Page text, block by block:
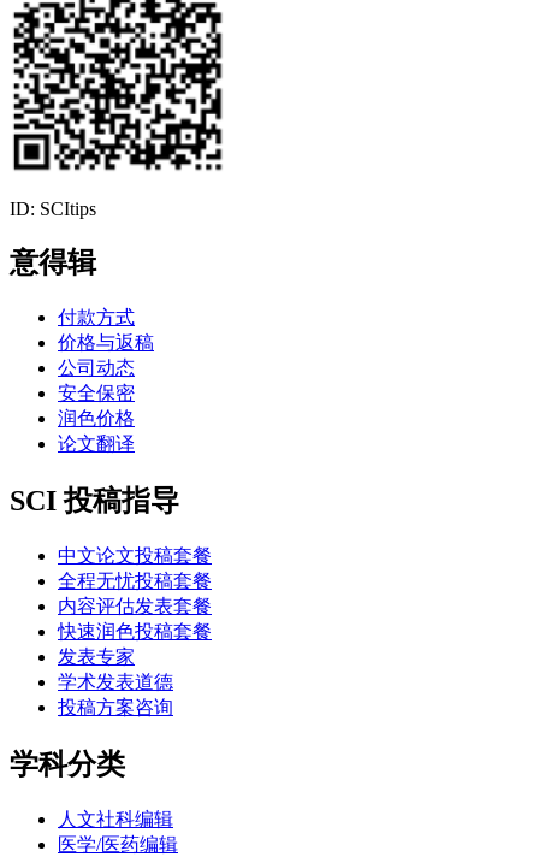
ID: SCItips
意得辑
付款方式
价格与返稿
公司动态
安全保密
润色价格
论文翻译
SCI 投稿指导
中文论文投稿套餐
全程无忧投稿套餐
内容评估发表套餐
快速润色投稿套餐
发表专家
学术发表道德
投稿方案咨询
学科分类
人文社科编辑
医学/医药编辑